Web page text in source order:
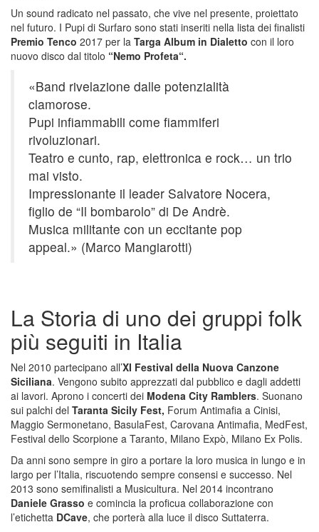
Un sound radicato nel passato, che vive nel presente, proiettato
nel futuro. I Pupi di Surfaro sono stati inseriti nella lista dei finalisti
Premio Tenco 2017 per la Targa Album in Dialetto con il loro
nuovo disco dal titolo “Nemo Profeta“.
«Band rivelazione dalle potenzialità
clamorose.
Pupi infiammabili come fiammiferi
rivoluzionari.
Teatro e cunto, rap, elettronica e rock… un trio
mai visto.
Impressionante il leader Salvatore Nocera,
figlio de “Il bombarolo” di De Andrè.
Musica militante con un eccitante pop
appeal.» (Marco Mangiarotti)
La Storia di uno dei gruppi folk
più seguiti in Italia
Nel 2010 partecipano all’XI Festival della Nuova Canzone
Siciliana. Vengono subito apprezzati dal pubblico e dagli addetti
ai lavori. Aprono i concerti dei Modena City Ramblers. Suonano
sui palchi del Taranta Sicily Fest, Forum Antimafia a Cinisi,
Maggio Sermonetano, BasulaFest, Carovana Antimafia, MedFest,
Festival dello Scorpione a Taranto, Milano Expò, Milano Ex Polis.
Da anni sono sempre in giro a portare la loro musica in lungo e in
largo per l’Italia, riscuotendo sempre consensi e successo. Nel
2013 sono semifinalisti a Musicultura. Nel 2014 incontrano
Daniele Grasso e comincia la proficua collaborazione con
l’etichetta DCave, che porterà alla luce il disco Suttaterra.